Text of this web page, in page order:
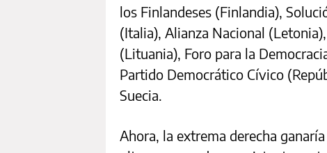
los Finlandeses (Finlandia),
(Italia), Alianza Nacional
(Lituania), Foro para la
Partido Democrático Cívico
Suecia.
Ahora, la extrema derecha